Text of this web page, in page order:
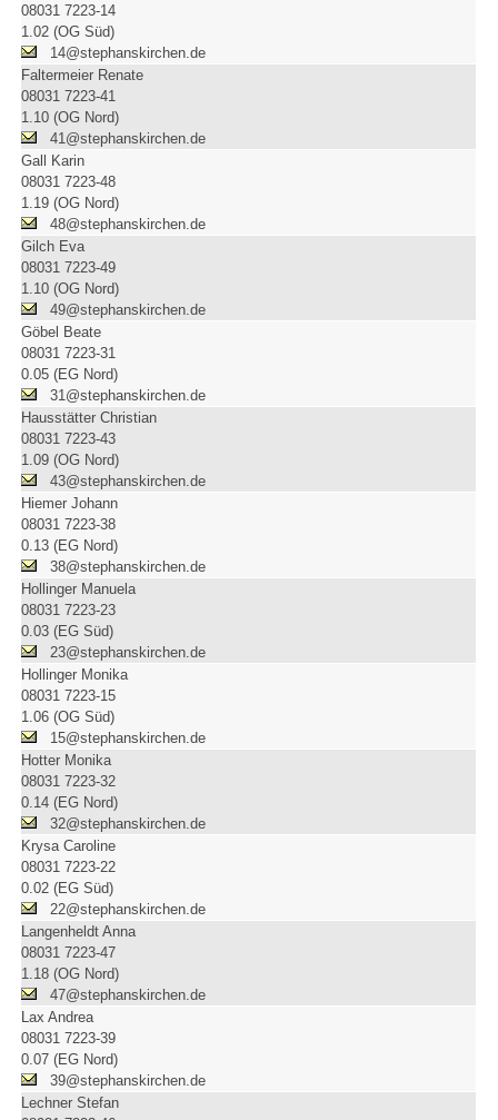
08031 7223-14
1.02 (OG Süd)
14@stephanskirchen.de
Faltermeier Renate
08031 7223-41
1.10 (OG Nord)
41@stephanskirchen.de
Gall Karin
08031 7223-48
1.19 (OG Nord)
48@stephanskirchen.de
Gilch Eva
08031 7223-49
1.10 (OG Nord)
49@stephanskirchen.de
Göbel Beate
08031 7223-31
0.05 (EG Nord)
31@stephanskirchen.de
Hausstätter Christian
08031 7223-43
1.09 (OG Nord)
43@stephanskirchen.de
Hiemer Johann
08031 7223-38
0.13 (EG Nord)
38@stephanskirchen.de
Hollinger Manuela
08031 7223-23
0.03 (EG Süd)
23@stephanskirchen.de
Hollinger Monika
08031 7223-15
1.06 (OG Süd)
15@stephanskirchen.de
Hotter Monika
08031 7223-32
0.14 (EG Nord)
32@stephanskirchen.de
Krysa Caroline
08031 7223-22
0.02 (EG Süd)
22@stephanskirchen.de
Langenheldt Anna
08031 7223-47
1.18 (OG Nord)
47@stephanskirchen.de
Lax Andrea
08031 7223-39
0.07 (EG Nord)
39@stephanskirchen.de
Lechner Stefan